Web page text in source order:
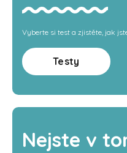
Vyberte si test a zjistěte, jak
Testy
Nejste v